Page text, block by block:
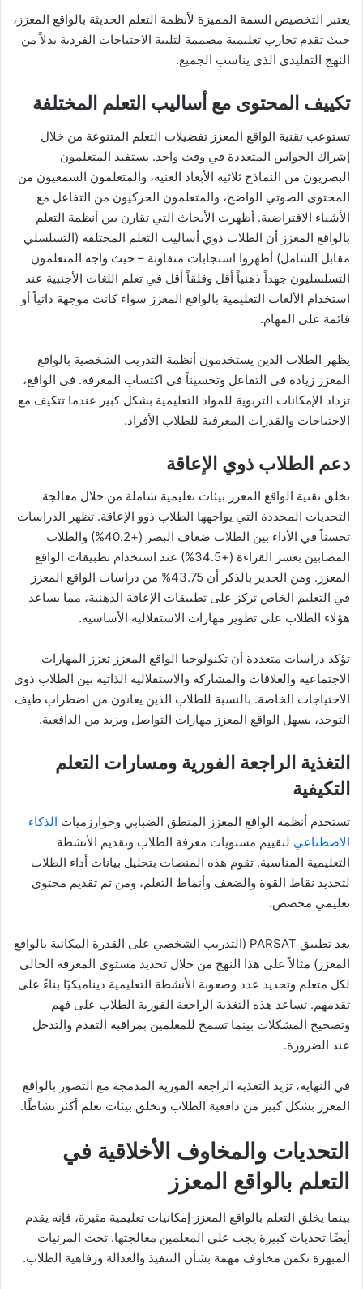
يعتبر التخصيص السمة المميزة لأنظمة التعلم الحديثة بالواقع المعزز،
حيث تقدم تجارب تعليمية مصممة لتلبية الاحتياجات الفردية بدلاً من
النهج التقليدي الذي يناسب الجميع.
تكييف المحتوى مع أساليب التعلم المختلفة
تستوعب تقنية الواقع المعزز تفضيلات التعلم المتنوعة من خلال
إشراك الحواس المتعددة في وقت واحد. يستفيد المتعلمون
البصريون من النماذج ثلاثية الأبعاد الغنية، والمتعلمون السمعيون من
المحتوى الصوتي الواضح، والمتعلمون الحركيون من التفاعل مع
الأشياء الافتراضية. أظهرت الأبحاث التي تقارن بين أنظمة التعلم
بالواقع المعزز أن الطلاب ذوي أساليب التعلم المختلفة (التسلسلي
مقابل الشامل) أظهروا استجابات متفاوتة – حيث واجه المتعلمون
التسلسليون جهداً ذهنياً أقل وقلقاً أقل في تعلم اللغات الأجنبية عند
استخدام الألعاب التعليمية بالواقع المعزز سواء كانت موجهة ذاتياً أو
قائمة على المهام.
يظهر الطلاب الذين يستخدمون أنظمة التدريب الشخصية بالواقع
المعزز زيادة في التفاعل وتحسيناً في اكتساب المعرفة. في الواقع،
تزداد الإمكانات التربوية للمواد التعليمية بشكل كبير عندما تتكيف مع
الاحتياجات والقدرات المعرفية للطلاب الأفراد.
دعم الطلاب ذوي الإعاقة
تخلق تقنية الواقع المعزز بيئات تعليمية شاملة من خلال معالجة
التحديات المحددة التي يواجهها الطلاب ذوو الإعاقة. تظهر الدراسات
تحسناً في الأداء بين الطلاب ضعاف البصر (+40.2%) والطلاب
المصابين بعسر القراءة (+34.5%) عند استخدام تطبيقات الواقع
المعزز. ومن الجدير بالذكر أن 43.75% من دراسات الواقع المعزز
في التعليم الخاص تركز على تطبيقات الإعاقة الذهنية، مما يساعد
هؤلاء الطلاب على تطوير مهارات الاستقلالية الأساسية.
تؤكد دراسات متعددة أن تكنولوجيا الواقع المعزز تعزز المهارات
الاجتماعية والعلاقات والمشاركة والاستقلالية الذاتية بين الطلاب ذوي
الاحتياجات الخاصة. بالنسبة للطلاب الذين يعانون من اضطراب طيف
التوحد، يسهل الواقع المعزز مهارات التواصل ويزيد من الدافعية.
التغذية الراجعة الفورية ومسارات التعلم
التكيفية
تستخدم أنظمة الواقع المعزز المنطق الضبابي وخوارزميات الذكاء
الاصطناعي لتقييم مستويات معرفة الطلاب وتقديم الأنشطة
التعليمية المناسبة. تقوم هذه المنصات بتحليل بيانات أداء الطلاب
لتحديد نقاط القوة والضعف وأنماط التعلم، ومن ثم تقديم محتوى
تعليمي مخصص.
يعد تطبيق PARSAT (التدريب الشخصي على القدرة المكانية بالواقع
المعزز) مثالاً على هذا النهج من خلال تحديد مستوى المعرفة الحالي
لكل متعلم وتحديد عدد وصعوبة الأنشطة التعليمية ديناميكيًا بناءً على
تقدمهم. تساعد هذه التغذية الراجعة الفورية الطلاب على فهم
وتصحيح المشكلات بينما تسمح للمعلمين بمراقبة التقدم والتدخل
عند الضرورة.
في النهاية، تزيد التغذية الراجعة الفورية المدمجة مع التصور بالواقع
المعزز بشكل كبير من دافعية الطلاب وتخلق بيئات تعلم أكثر نشاطًا.
التحديات والمخاوف الأخلاقية في
التعلم بالواقع المعزز
بينما يخلق التعلم بالواقع المعزز إمكانيات تعليمية مثيرة، فإنه يقدم
أيضًا تحديات كبيرة يجب على المعلمين معالجتها. تحت المرئيات
المبهرة تكمن مخاوف مهمة بشأن التنفيذ والعدالة ورفاهية الطلاب.